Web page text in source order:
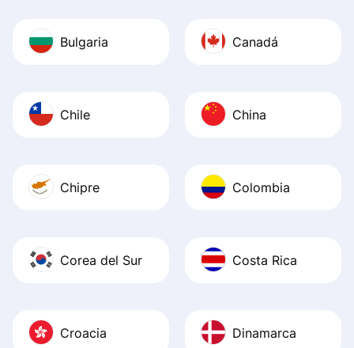
Bulgaria Canadá
Chile China
Chipre Colombia
Corea del Sur Costa Rica
Croacia Dinamarca